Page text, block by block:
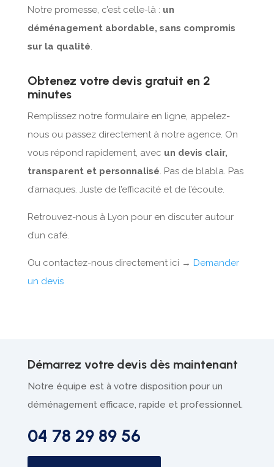
Notre promesse, c’est celle-là : un
déménagement abordable, sans compromis
sur la qualité.
Obtenez votre devis gratuit en 2
minutes
Remplissez notre formulaire en ligne, appelez-
nous ou passez directement à notre agence. On
vous répond rapidement, avec un devis clair,
transparent et personnalisé. Pas de blabla. Pas
d’arnaques. Juste de l’efficacité et de l’écoute.
Retrouvez-nous à Lyon pour en discuter autour
d’un café.
Ou contactez-nous directement ici → Demander
un devis
Démarrez votre devis dès maintenant
Notre équipe est à votre disposition pour un
déménagement efficace, rapide et professionnel.
04 78 29 89 56